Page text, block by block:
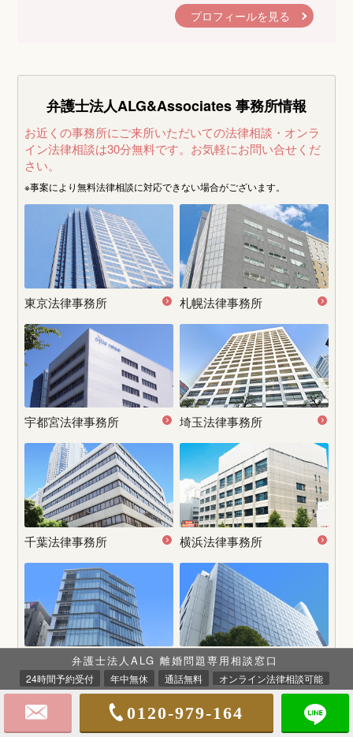
プロフィールを見る
弁護士法人ALG&Associates事務所情報
お近くの事務所にご来所いただいての法律相談・オンラ
イン法律相談は30分無料です。 お気軽にお問い合せくだ
さい。
※事案により無料法律相談に対応できない場合がございます。
東京法律事務所 札幌法律事務所
宇都宮法律事務所 埼玉法律事務所
千葉法律事務所 横浜法律事務所
法律事務所 大阪法律事務所
弁護士法人ALG 離婚問題専用相談窓口
24時間予約受付 年中無休 通話無料 オンライン法律相談可能
0120-979-164